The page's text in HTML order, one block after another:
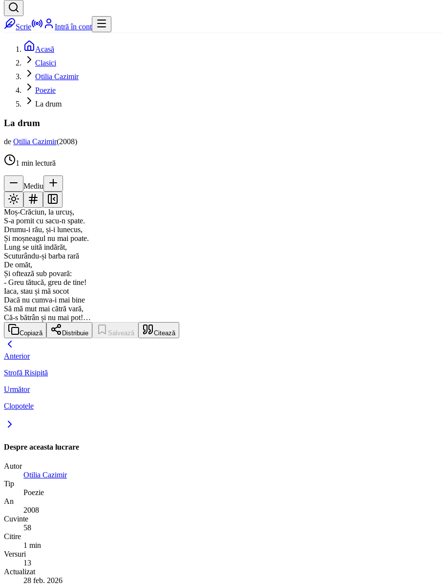
Scrie Intră în cont
Acasă
Clasici
Otilia Cazimir
Poezie
La drum
La drum
de Otilia Cazimir(2008)
1 min lectură
Mediu
Moș-Crăciun, la urcuș,
S-a pornit cu sacu-n spate.
Drumu-i rău, și-i lunecus,
Și moșneagul nu mai poate.
Lung se uită indărăt,
Scuturându-și barba rară
De omăt,
Și oftează sub povară:
- Greu tătucă, greu de tine!
Iaca, stau și mă socot
Dacă nu cumva-i mai bine
Să mă mut mai cătră vară,
Că-s bătrân și nu mai pot!…
Copiază Distribuie Salvează Citează
Anterior
Strofă Risipită
Următor
Clopotele
Despre aceasta lucrare
Autor
Otilia Cazimir
Tip
Poezie
An
2008
Cuvinte
58
Citire
1 min
Versuri
13
Actualizat
28 feb. 2026